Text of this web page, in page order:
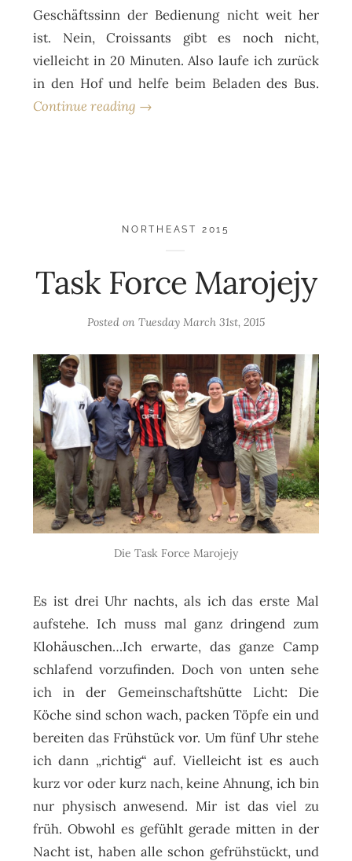
Geschäftssinn der Bedienung nicht weit her
ist. Nein, Croissants gibt es noch nicht,
vielleicht in 20 Minuten. Also laufe ich zurück
in den Hof und helfe beim Beladen des Bus.
Continue reading →
NORTHEAST 2015
Task Force Marojejy
Posted on Tuesday March 31st, 2015
Die Task Force Marojejy
Es ist drei Uhr nachts, als ich das erste Mal
aufstehe. Ich muss mal ganz dringend zum
Klohäuschen…Ich erwarte, das ganze Camp
schlafend vorzufinden. Doch von unten sehe
ich in der Gemeinschaftshütte Licht: Die
Köche sind schon wach, packen Töpfe ein und
bereiten das Frühstück vor. Um fünf Uhr stehe
ich dann „richtig“ auf. Vielleicht ist es auch
kurz vor oder kurz nach, keine Ahnung, ich bin
nur physisch anwesend. Mir ist das viel zu
früh. Obwohl es gefühlt gerade mitten in der
Nacht ist, haben alle schon gefrühstückt, und